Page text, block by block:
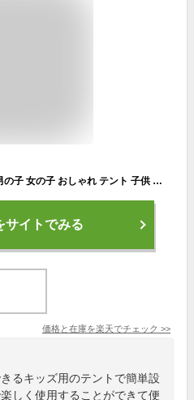
【6ヶ月保証付】 キッズテント 男の子 女の子 おしゃれ テント 子供 テント 室内 遊び 室外 ボールプール キッズ テント ハウス 子ども テント 室内 プレイハウス 屋外 庭 遊び場 消防署 警察署 軍事 学校 プリンセスハウス 誕生日 出産祝 クリスマス プレゼント に最適
サイトでみる
価格と在庫を楽天でチェック >>
るキッズ用のテントで簡単設
しく使用することができて便